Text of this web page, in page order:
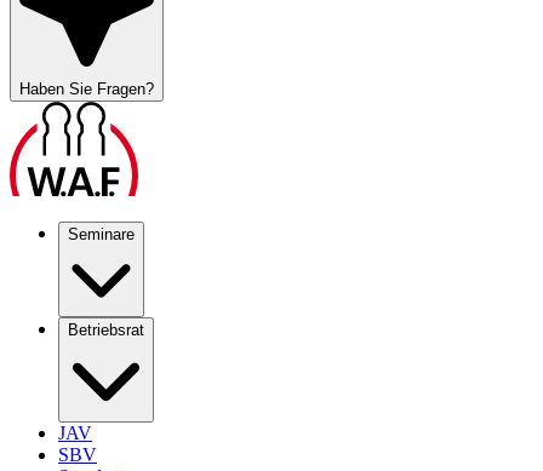
Haben Sie Fragen?
Seminare
Betriebsrat
JAV
SBV